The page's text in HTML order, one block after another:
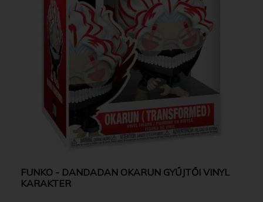
FUNKO - DANDADAN OKARUN GYŰJTŐI VINYL
KARAKTER